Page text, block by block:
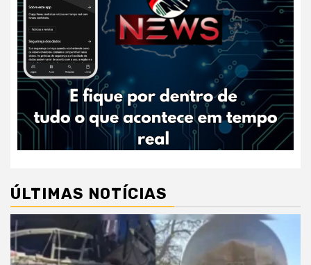
ÚLTIMAS NOTÍCIAS